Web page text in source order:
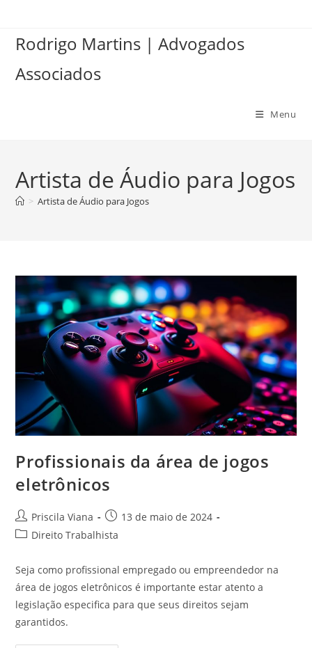
Rodrigo Martins | Advogados
Associados
Menu
Artista de Áudio para Jogos
> Artista de Áudio para Jogos
Profissionais da área de jogos
eletrônicos
Autor
do
Priscila Viana
Post
publicado:
13 de maio de 2024
Categoria
post:
Direito Trabalhista
Seja como profissional empregado ou empreendedor na
área de jogos eletrônicos é importante estar atento a
legislação especifica para que seus direitos sejam
garantidos.